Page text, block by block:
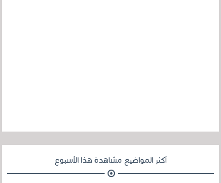
أكثر المواضيع مشاهدة هذا الأسبوع